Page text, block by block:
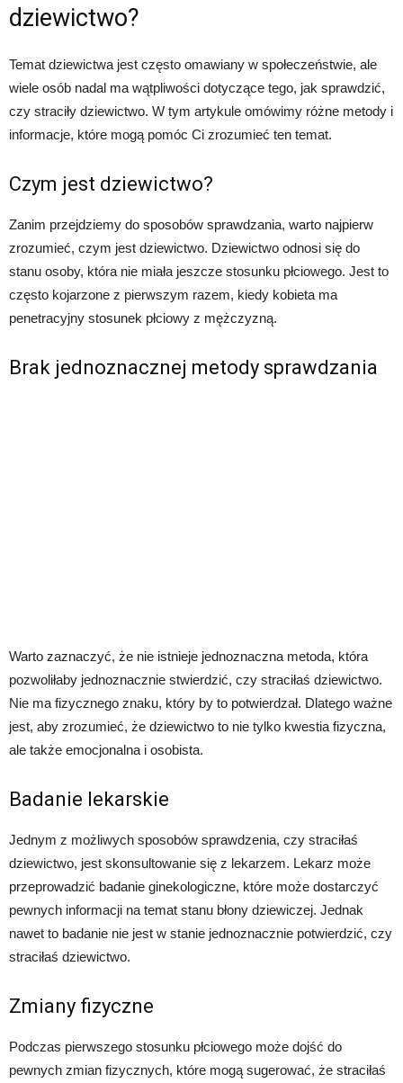
dziewictwo?
Temat dziewictwa jest często omawiany w społeczeństwie, ale
wiele osób nadal ma wątpliwości dotyczące tego, jak sprawdzić,
czy straciły dziewictwo. W tym artykule omówimy różne metody i
informacje, które mogą pomóc Ci zrozumieć ten temat.
Czym jest dziewictwo?
Zanim przejdziemy do sposobów sprawdzania, warto najpierw
zrozumieć, czym jest dziewictwo. Dziewictwo odnosi się do
stanu osoby, która nie miała jeszcze stosunku płciowego. Jest to
często kojarzone z pierwszym razem, kiedy kobieta ma
penetracyjny stosunek płciowy z mężczyzną.
Brak jednoznacznej metody sprawdzania
Warto zaznaczyć, że nie istnieje jednoznaczna metoda, która
pozwoliłaby jednoznacznie stwierdzić, czy straciłaś dziewictwo.
Nie ma fizycznego znaku, który by to potwierdzał. Dlatego ważne
jest, aby zrozumieć, że dziewictwo to nie tylko kwestia fizyczna,
ale także emocjonalna i osobista.
Badanie lekarskie
Jednym z możliwych sposobów sprawdzenia, czy straciłaś
dziewictwo, jest skonsultowanie się z lekarzem. Lekarz może
przeprowadzić badanie ginekologiczne, które może dostarczyć
pewnych informacji na temat stanu błony dziewiczej. Jednak
nawet to badanie nie jest w stanie jednoznacznie potwierdzić, czy
straciłaś dziewictwo.
Zmiany fizyczne
Podczas pierwszego stosunku płciowego może dojść do
pewnych zmian fizycznych, które mogą sugerować, że straciłaś